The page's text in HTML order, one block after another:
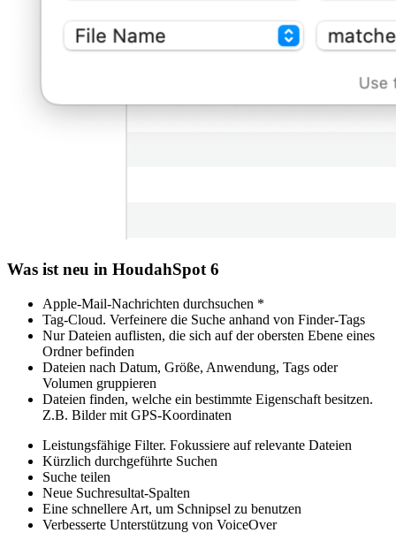
Was ist neu in HoudahSpot 6
Apple-Mail-Nachrichten durchsuchen *
Tag-Cloud. Verfeinere die Suche anhand von Finder-Tags
Nur Dateien auflisten, die sich auf der obersten Ebene eines
Ordner befinden
Dateien nach Datum, Größe, Anwendung, Tags oder
Volumen gruppieren
Dateien finden, welche ein bestimmte Eigenschaft besitzen.
Z.B. Bilder mit GPS-Koordinaten
Leistungsfähige Filter. Fokussiere auf relevante Dateien
Kürzlich durchgeführte Suchen
Suche teilen
Neue Suchresultat-Spalten
Eine schnellere Art, um Schnipsel zu benutzen
Verbesserte Unterstützung von VoiceOver